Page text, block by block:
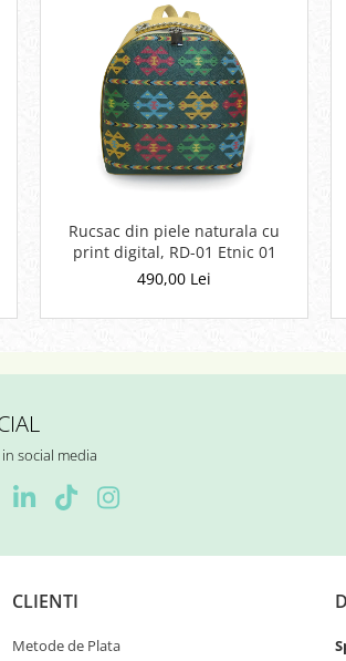
Rucsac din piele naturala cu
print digital, RD-01 Etnic 01
490,00 Lei
social media
CLIENTI
Metode de Plata